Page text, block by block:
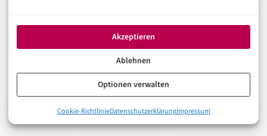
Akzeptieren
Ablehnen
Optionen verwalten
Cookie-RichtlinieDatenschutzerklärungImpressum
Menschen, die Website zu besuchen. Harte Wahrheit,
aber nützlich.
Rettenswert sind Inhalte, die mehr leisten: eigene
Daten, klare Meinung, praktische Erfahrung, lokale
Einordnung, echte Tests, Screenshots, konkrete Preise,
Fehlerberichte, Vergleichstabellen,
Google AI Mode macht Suche länger und persönlicher